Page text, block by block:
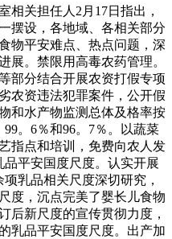
关担任人2月17日指出，
摆设，各地域、各相关部分
物平安难点、热点问题，深
展。禁限用高毒农药管理。
部分结合开展农资打假专项
农资违法犯罪案件，公开假
和水产物监测总体及格率按
。6％和96。7％。以蔬菜
指点和培训，免费向农人发
平安国度尺度。认实开展
乳品相关尺度深切研究，
度，沉点完美了婴长儿食物
后新尺度的宣传贯彻力度，
乳品平安国度尺度。出产加